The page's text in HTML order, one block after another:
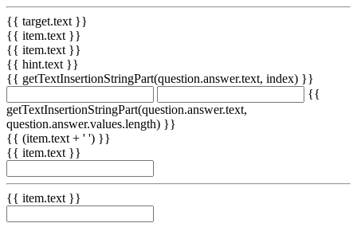
{{ target.text }}
{{ item.text }}
{{ item.text }}
{{ hint.text }}
{{ getTextInsertionStringPart(question.answer.text, index) }}
{{
getTextInsertionStringPart(question.answer.text,
question.answer.values.length) }}
{{ (item.text + ' ') }}
{{ item.text }}
{{ item.text }}